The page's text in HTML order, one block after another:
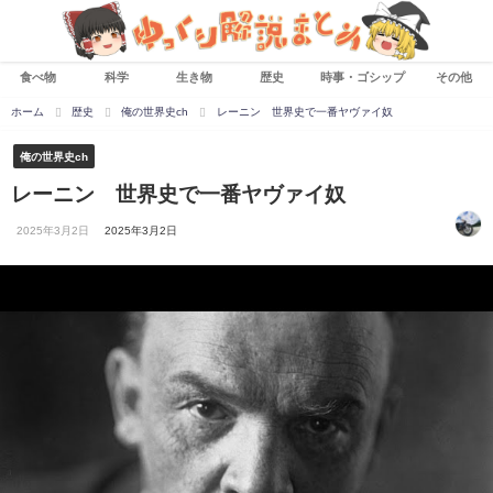
食べ物 科学 生き物 歴史 時事・ゴシップ その他
ホーム 歴史 俺の世界史ch レーニン 世界史で一番ヤヴァイ奴
俺の世界史ch
レーニン 世界史で一番ヤヴァイ奴
2025年3月2日 2025年3月2日